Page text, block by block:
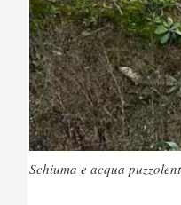
Schiuma e acqua